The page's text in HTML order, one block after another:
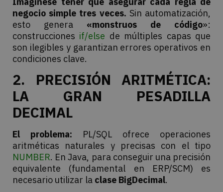
negocio simple tres veces. Sin automatización,
esto genera «monstruos de código»:
construcciones if/else de múltiples capas que
son ilegibles y garantizan errores operativos en
condiciones clave.
2. PRECISIÓN ARITMÉTICA:
LA GRAN PESADILLA
DECIMAL
El problema: PL/SQL ofrece operaciones
aritméticas naturales y precisas con el tipo
NUMBER. En Java, para conseguir una precisión
equivalente (fundamental en ERP/SCM) es
necesario utilizar la clase BigDecimal.